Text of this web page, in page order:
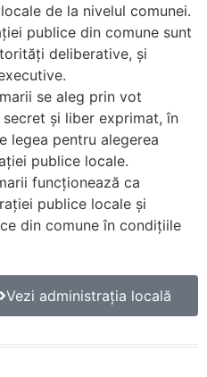
de la nivelul comunei.
publice din comune sunt
deliberative, şi
se aleg prin vot
şi liber exprimat, în
legea pentru alegerea
publice locale.
funcţionează ca
publice locale şi
din comune în condiţiile
Vezi administrația locală